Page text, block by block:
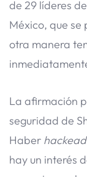
de 29 líderes
México, que
otra manera
La afirmación
seguridad de
Haber
hay un interés